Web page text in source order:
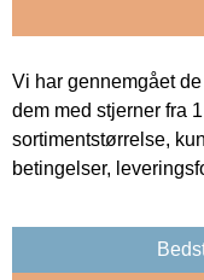
Vi har gennemgået
dem med stjerner fra
sortimentstørrelse,
betingelser,